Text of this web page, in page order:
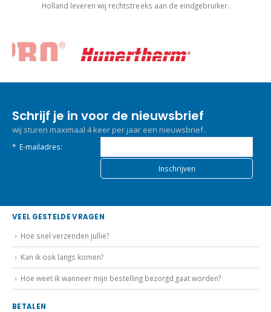
Holland leveren wij rechtstreeks aan de eindgebruiker.
Schrijf je in voor de nieuwsbrief
wij sturen maximaal 4 keer per jaar een nieuwsbrief.
* E-mailadres:
VEEL GESTELDE VRAGEN
Hoe snel verzenden jullie?
Kan ik ook langs komen?
Hoe weet ik wanneer mijn bestelling bezorgd gaat worden?
BETALEN